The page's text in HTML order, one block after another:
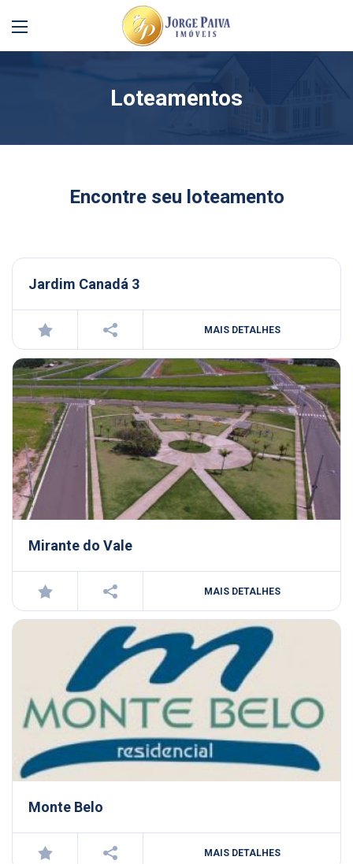
Loteamentos
Encontre seu loteamento
Jardim Canadá 3
MAIS DETALHES
Mirante do Vale
MAIS DETALHES
Monte Belo
MAIS DETALHES